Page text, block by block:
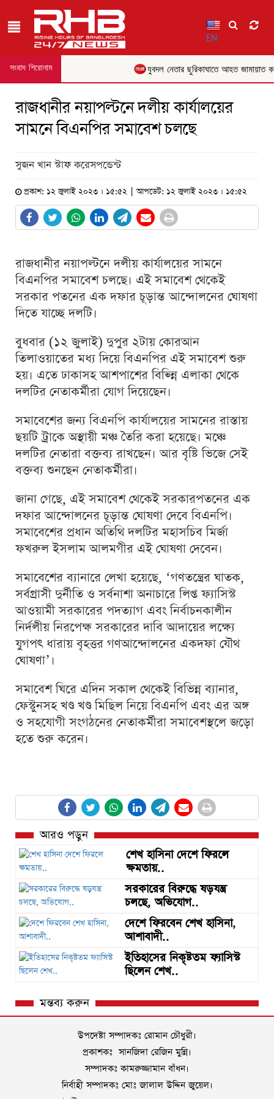
EN
সংবাদ শিরোনাম যুবদল নেতার ছুরিকাঘাতে আহত জামায়াত
রাজধানীর নয়াপল্টনে দলীয় কার্যালয়ের
সামনে বিএনপির সমাবেশ চলছে
সুজন খান স্টাফ করেসপন্ডেন্ট
প্রকাশ: ১২ জুলাই ২০২৩ । ১৫:৫২ | আপডেট: ১২ জুলাই ২০২৩ । ১৫:৫২
রাজধানীর নয়াপল্টনে দলীয় কার্যালয়ের সামনে
বিএনপির সমাবেশ চলছে। এই সমাবেশ থেকেই
সরকার পতনের এক দফার চূড়ান্ত আন্দোলনের ঘোষণা
দিতে যাচ্ছে দলটি।
বুধবার (১২ জুলাই) দুপুর ২টায় কোরআন
তিলাওয়াতের মধ্য দিয়ে বিএনপির এই সমাবেশ শুরু
হয়। এতে ঢাকাসহ আশপাশের বিভ্ন্নি এলাকা থেকে
দলটির নেতাকর্মীরা যোগ দিয়েছেন।
সমাবেশের জন্য বিএনপি কার্যালয়ের সামনের রাস্তায়
ছয়টি ট্রাকে অস্থায়ী মঞ্চ তৈরি করা হয়েছে। মঞ্চে
দলটির নেতারা বক্তব্য রাখছেন। আর বৃষ্টি ভিজে সেই
বক্তব্য শুনছেন নেতাকর্মীরা।
জানা গেছে, এই সমাবেশ থেকেই সরকারপতনের এক
দফার আন্দোলনের চূড়ান্ত ঘোষণা দেবে বিএনপি।
সমাবেশের প্রধান অতিথি দলটির মহাসচিব মির্জা
ফখরুল ইসলাম আলমগীর এই ঘোষণা দেবেন।
সমাবেশের ব্যানারে লেখা হয়েছে, ‘গণতন্ত্রের ঘাতক,
সর্বগ্রাসী দুর্নীতি ও সর্বনাশা অনাচারে লিপ্ত ফ্যাসিস্ট
আওয়ামী সরকারের পদত্যাগ এবং নির্বাচনকালীন
নির্দলীয় নিরপেক্ষ সরকারের দাবি আদায়ের লক্ষ্যে
যুগপৎ ধারায় বৃহত্তর গণআন্দোলনের একদফা যৌথ
ঘোষণা’।
সমাবেশ ঘিরে এদিন সকাল থেকেই বিভিন্ন ব্যানার,
ফেস্টুনসহ খণ্ড খণ্ড মিছিল নিয়ে বিএনপি এবং এর অঙ্গ
ও সহযোগী সংগঠনের নেতাকর্মীরা সমাবেশস্থলে জড়ো
হতে শুরু করেন।
আরও পড়ুন
শেখ হাসিনা দেশে ফিরলে
ক্ষমতায়..
সরকারের বিরুদ্ধে ষড়যন্ত্র
চলছে, অভিযোগ..
দেশে ফিরবেন শেখ হাসিনা,
আশাবাদী..
ইতিহাসের নিকৃষ্টতম ফ্যাসিস্ট
ছিলেন শেখ..
মন্তব্য করুন
উপদেষ্টা সম্পাদকঃ রোমান চৌধুরী।
প্রকাশকঃ সানজিদা রেজিন মুন্নি।
সম্পাদকঃ কামরুজ্জামান বাঁধন।
নির্বাহী সম্পাদকঃ মোঃ জালাল উদ্দিন জুয়েল।